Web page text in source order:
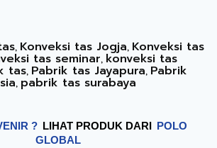
, Konveksi tas Jogja, Konveksi tas
tas seminar, konveksi tas
tas, Pabrik tas Jayapura, Pabrik
, pabrik tas surabaya
? LIHAT PRODUK DARI
POLO
GLOBAL